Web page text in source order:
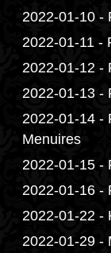
2022-01-10 -
2022-01-11 -
2022-01-12 -
2022-01-13 -
2022-01-14 -
Menuires
2022-01-15 -
2022-01-16 -
2022-01-22 -
2022-01-29 -